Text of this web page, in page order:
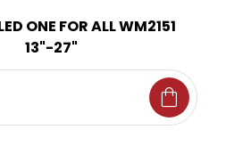
ONE FOR ALL WM2151
13"-27"
shopping_bag